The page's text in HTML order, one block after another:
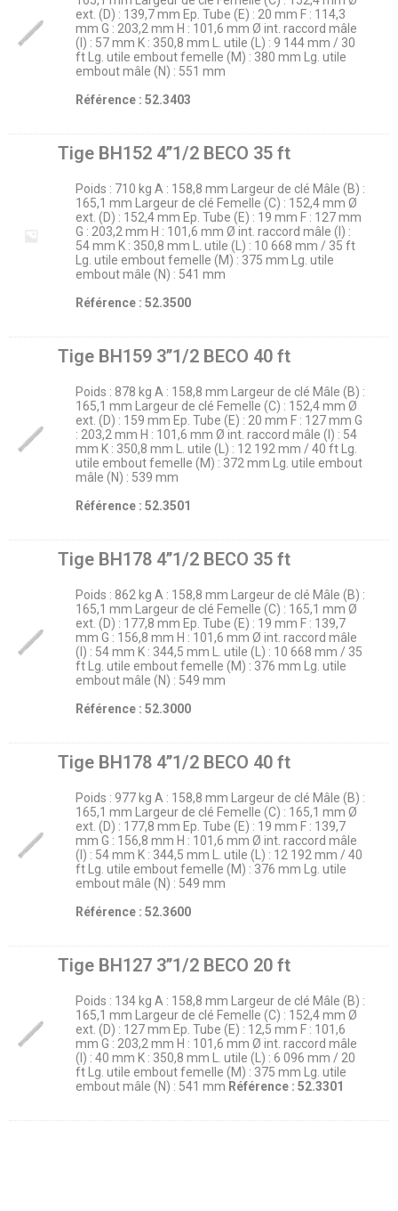
ext. (D) : 139,7 mm Ep. Tube (E) : 20 mm F : 114,3
mm G : 203,2 mm H : 101,6 mm Ø int. raccord mâle
(I) : 57 mm K : 350,8 mm L. utile (L) : 9 144 mm / 30
ft Lg. utile embout femelle (M) : 380 mm Lg. utile
embout mâle (N) : 551 mm
Référence : 52.3403
Tige BH152 4’’1/2 BECO 35 ft
Poids : 710 kg A : 158,8 mm Largeur de clé Mâle (B) :
165,1 mm Largeur de clé Femelle (C) : 152,4 mm Ø
ext. (D) : 152,4 mm Ep. Tube (E) : 19 mm F : 127 mm
G : 203,2 mm H : 101,6 mm Ø int. raccord mâle (I) :
54 mm K : 350,8 mm L. utile (L) : 10 668 mm / 35 ft
Lg. utile embout femelle (M) : 375 mm Lg. utile
embout mâle (N) : 541 mm
Référence : 52.3500
Tige BH159 3’’1/2 BECO 40 ft
Poids : 878 kg A : 158,8 mm Largeur de clé Mâle (B) :
165,1 mm Largeur de clé Femelle (C) : 152,4 mm Ø
ext. (D) : 159 mm Ep. Tube (E) : 20 mm F : 127 mm G
: 203,2 mm H : 101,6 mm Ø int. raccord mâle (I) : 54
mm K : 350,8 mm L. utile (L) : 12 192 mm / 40 ft Lg.
utile embout femelle (M) : 372 mm Lg. utile embout
mâle (N) : 539 mm
Référence : 52.3501
Tige BH178 4’’1/2 BECO 35 ft
Poids : 862 kg A : 158,8 mm Largeur de clé Mâle (B) :
165,1 mm Largeur de clé Femelle (C) : 165,1 mm Ø
ext. (D) : 177,8 mm Ep. Tube (E) : 19 mm F : 139,7
mm G : 156,8 mm H : 101,6 mm Ø int. raccord mâle
(I) : 54 mm K : 344,5 mm L. utile (L) : 10 668 mm / 35
ft Lg. utile embout femelle (M) : 376 mm Lg. utile
embout mâle (N) : 549 mm
Référence : 52.3000
Tige BH178 4’’1/2 BECO 40 ft
Poids : 977 kg A : 158,8 mm Largeur de clé Mâle (B) :
165,1 mm Largeur de clé Femelle (C) : 165,1 mm Ø
ext. (D) : 177,8 mm Ep. Tube (E) : 19 mm F : 139,7
mm G : 156,8 mm H : 101,6 mm Ø int. raccord mâle
(I) : 54 mm K : 344,5 mm L. utile (L) : 12 192 mm / 40
ft Lg. utile embout femelle (M) : 376 mm Lg. utile
embout mâle (N) : 549 mm
Référence : 52.3600
Tige BH127 3’’1/2 BECO 20 ft
Poids : 134 kg A : 158,8 mm Largeur de clé Mâle (B) :
165,1 mm Largeur de clé Femelle (C) : 152,4 mm Ø
ext. (D) : 127 mm Ep. Tube (E) : 12,5 mm F : 101,6
mm G : 203,2 mm H : 101,6 mm Ø int. raccord mâle
(I) : 40 mm K : 350,8 mm L. utile (L) : 6 096 mm / 20
ft Lg. utile embout femelle (M) : 375 mm Lg. utile
embout mâle (N) : 541 mm Référence : 52.3301